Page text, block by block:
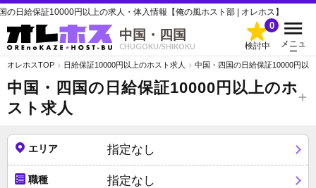
日給保証10000円以上の求人・体入情報【俺の風ホスト部 | オレホス】
中国・四国
CHUGOKU/SHIKOKU 検討中
0
メニュ
ー
オレホスTOP 日給保証10000円以上のホスト求人 中国・四国の日給保証10000円以
中国・四国の日給保証10000円以上のホ
スト求人
エリア 指定なし
職種 指定なし